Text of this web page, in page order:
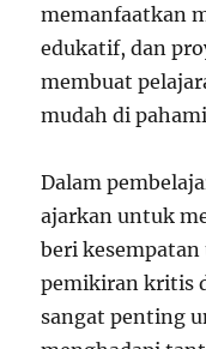
memanfaatkan
edukatif, dan
membuat
mudah di
Dalam
ajarkan untuk
beri
pemikiran kritis
sangat penting